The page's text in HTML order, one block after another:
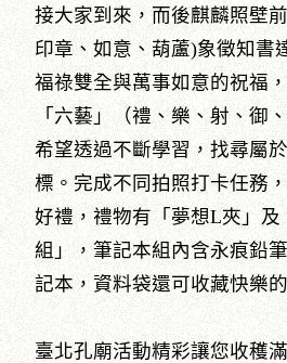
接大家到來，而後麒麟照壁
印章、如意、葫蘆)象徵知書
福祿雙全與萬事如意的祝福
「六藝」（禮、樂、射、御
希望透過不斷學習，找尋屬
標。完成不同拍照打卡任務
好禮，禮物有「夢想L夾」及
組」，筆記本組內含永痕鉛
記本，資料袋還可收藏快樂
臺北孔廟活動精彩讓您收穫